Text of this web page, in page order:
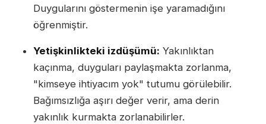
Duygularını göstermenin işe yaramadığını
öğrenmiştir.
Yetişkinlikteki izdüşümü: Yakınlıktan
kaçınma, duyguları paylaşmakta zorlanma,
"kimseye ihtiyacım yok" tutumu görülebilir.
Bağımsızlığa aşırı değer verir, ama derin
yakınlık kurmakta zorlanabilirler.